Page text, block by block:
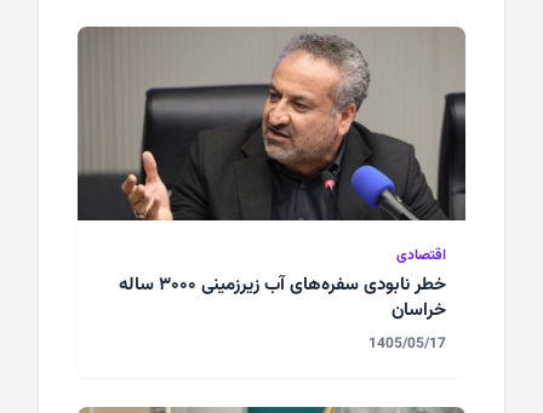
اقتصادی
خطر نابودی سفره‌های آب زیرزمینی ۳۰۰۰ ساله
خراسان
1405/05/17